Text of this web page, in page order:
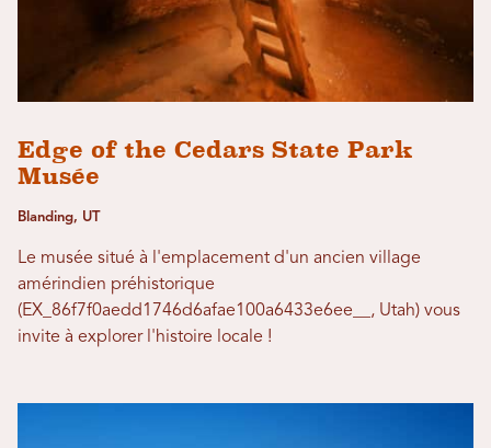
Edge of the Cedars State Park
Musée
Blanding, UT
Le musée situé à l'emplacement d'un ancien village
amérindien préhistorique
(EX_86f7f0aedd1746d6afae100a6433e6ee__, Utah) vous
invite à explorer l'histoire locale !